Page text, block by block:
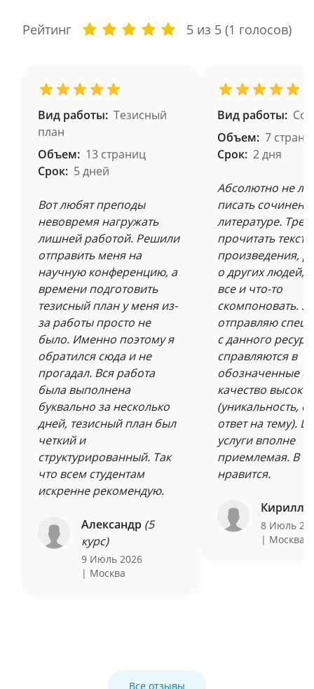
Рейтинг 5 из 5 (1 голосов)
Вид работы: Тезисный
план
Объем: 13 страниц
Срок: 5 дней
Вот любят преподы
невовремя нагружать
лишней работой. Решили
отправить меня на
научную конференцию, а
времени подготовить
тезисный план у меня из-
за работы просто не
было. Именно поэтому я
обратился сюда и не
прогадал. Вся работа
была выполнена
буквально за несколько
дней, тезисный план был
четкий и
структурированный. Так
что всем студентам
искренне рекомендую.
Александр (5
курс)
9 Июль 2026
| Москва
Вид работы:
Объем: 7
Срок: 2 дня
Абсолютно не
писать
литературе.
прочитать текст
произведения,
о других людей,
все и что-то
скомпоновать.
отправляю
с данного
справляются в
обозначенные
качество
(уникальность,
ответ на тему).
услуги вполне
приемлемая. В
нравится.
Кирилл
8 Июль
| Москва
Все отзывы